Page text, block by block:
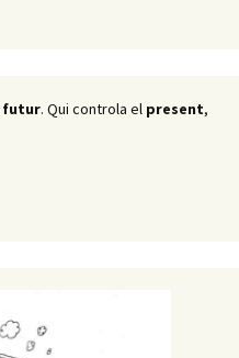
futur. Qui controla el present,